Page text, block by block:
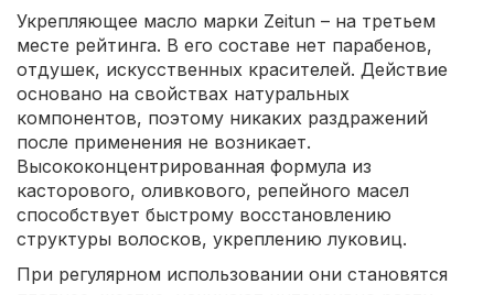
Укрепляющее масло марки Zeitun – на третьем
месте рейтинга. В его составе нет парабенов,
отдушек, искусственных красителей. Действие
основано на свойствах натуральных
компонентов, поэтому никаких раздражений
после применения не возникает.
Высококонцентрированная формула из
касторового, оливкового, репейного масел
способствует быстрому восстановлению
структуры волосков, укреплению луковиц.
При регулярном использовании они становятся